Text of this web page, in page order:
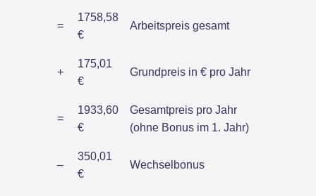
=
1758,58
€
Arbeitspreis gesamt
+
175,01
€
Grundpreis in € pro Jahr
=
1933,60
€
Gesamtpreis pro Jahr
(ohne Bonus im 1. Jahr)
–
350,01
€
Wechselbonus